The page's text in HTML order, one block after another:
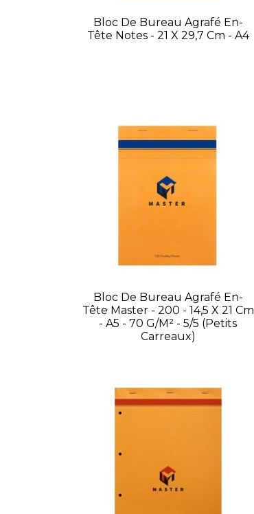
Bloc De Bureau Agrafé En-
Tête Notes - 21 X 29,7 Cm - A4
Bloc De Bureau Agrafé En-
Tête Master - 200 - 14,5 X 21 Cm
- A5 - 70 G/m² - 5/5 (petits
Carreaux)